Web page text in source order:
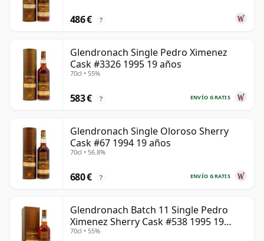
486 € ?
Glendronach Single Pedro Ximenez
Cask #3326 1995 19 años
70cl • 55%
ENVÍO GRATIS
583 € ?
Glendronach Single Oloroso Sherry
Cask #67 1994 19 años
70cl • 56.8%
ENVÍO GRATIS
680 € ?
Glendronach Batch 11 Single Pedro
Ximenez Sherry Cask #538 1995 19
años
70cl • 55%